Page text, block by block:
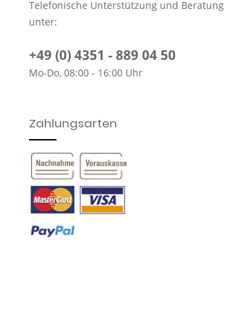
Telefonische Unterstützung und Beratung
unter:
+49 (0) 4351 - 889 04 50
Mo-Do, 08:00 - 16:00 Uhr
Zahlungsarten